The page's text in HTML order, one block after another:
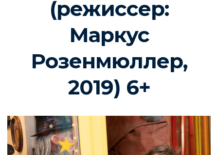
(режиссер:
Маркус
Розенмюллер,
2019) 6+